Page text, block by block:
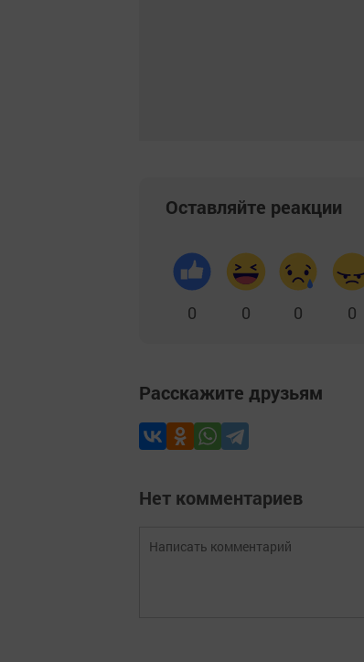
Оставляйте реакции
0 0 0 0
Расскажите друзьям
Нет комментариев